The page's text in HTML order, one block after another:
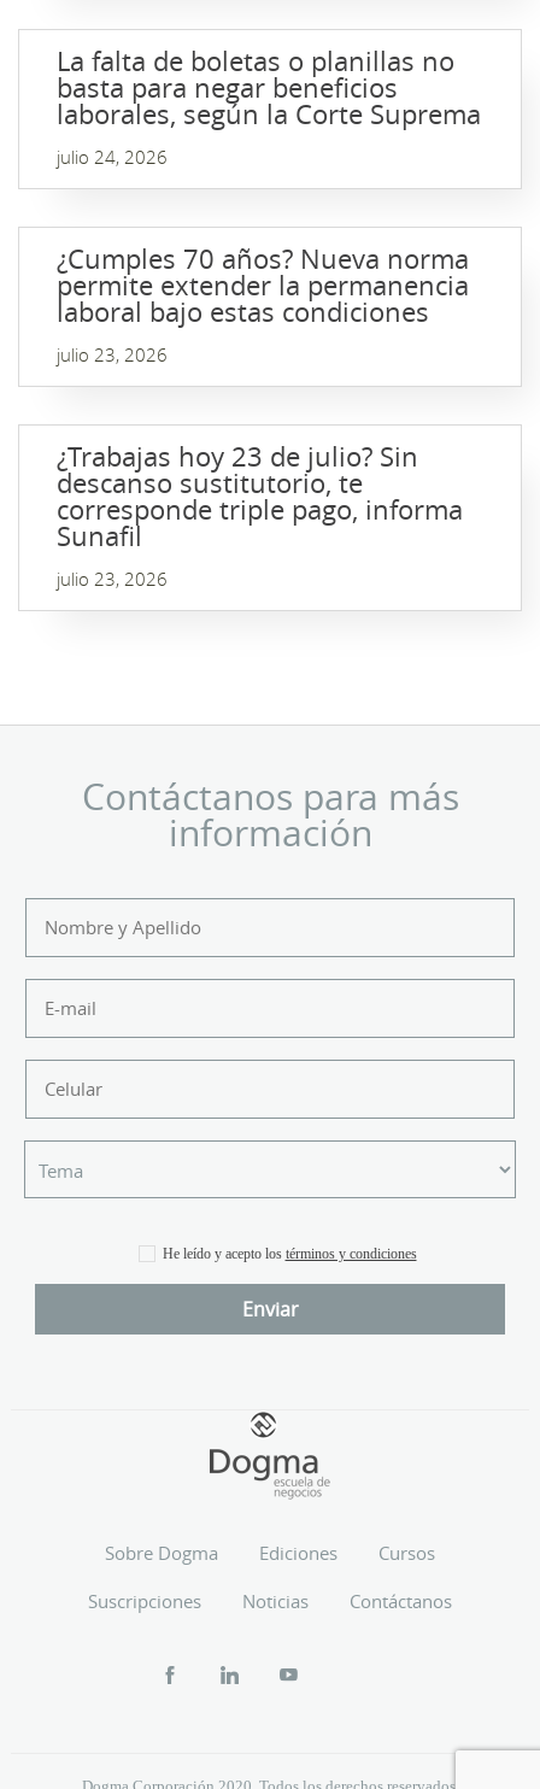
La falta de boletas o planillas no
basta para negar beneficios
laborales, según la Corte Suprema
julio 24, 2026
¿Cumples 70 años? Nueva norma
permite extender la permanencia
laboral bajo estas condiciones
julio 23, 2026
¿Trabajas hoy 23 de julio? Sin
descanso sustitutorio, te
corresponde triple pago, informa
Sunafil
julio 23, 2026
Contáctanos para más
información
He leído y acepto los términos y condiciones
Sobre Dogma Ediciones
Cursos
Suscripciones
Noticias Contáctanos